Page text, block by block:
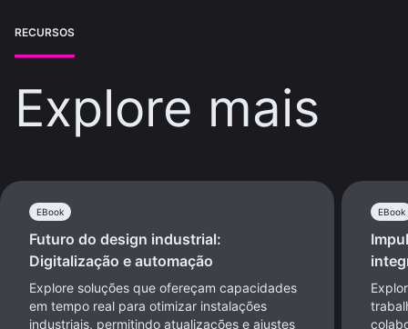
RECURSOS
Explore mais
EBook
Futuro do design industrial:
Digitalização e automação
Explore soluções que ofereçam capacidades
em tempo real para otimizar instalações
industriais, permitindo atualizações e ajustes
EBook